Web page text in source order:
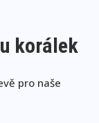
korálek
pro naše